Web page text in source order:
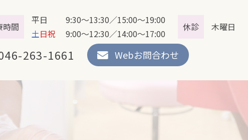
時間
平日 9:30～13:30／15:00～19:00
土日祝 9:00～12:30／14:00～17:00
休診 木曜日
263-1661 Webお問合わせ